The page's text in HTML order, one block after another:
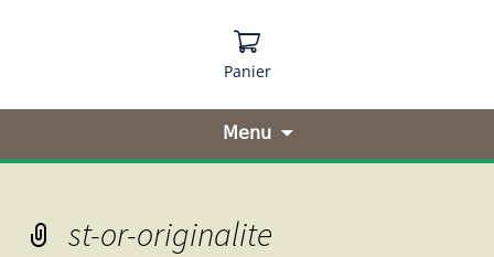
Panier
Menu
Aller
principal
st-or-originalite